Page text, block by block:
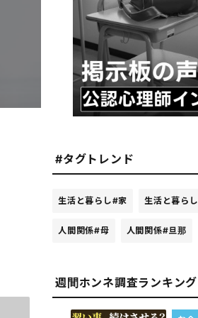
#タグトレンド
生活と暮らし#家 生活と暮らし
人間関係#母 人間関係#旦那
週間ホンネ調査ランキング